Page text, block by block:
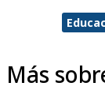
Más